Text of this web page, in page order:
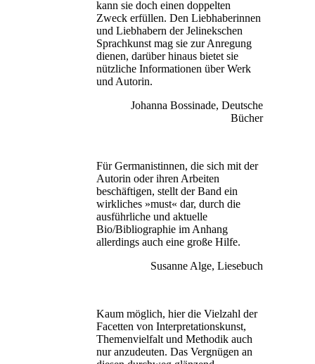
kann sie doch einen doppelten
Zweck erfüllen. Den Liebhaberinnen
und Liebhabern der Jelinekschen
Sprachkunst mag sie zur Anregung
dienen, darüber hinaus bietet sie
nützliche Informationen über Werk
und Autorin.
Johanna Bossinade, Deutsche
Bücher
Für Germanistinnen, die sich mit der
Autorin oder ihren Arbeiten
beschäftigen, stellt der Band ein
wirkliches »must« dar, durch die
ausführliche und aktuelle
Bio/Bibliographie im Anhang
allerdings auch eine große Hilfe.
Susanne Alge, Liesebuch
Kaum möglich, hier die Vielzahl der
Facetten von Interpretationskunst,
Themenvielfalt und Methodik auch
nur anzudeuten. Das Vergnügen an